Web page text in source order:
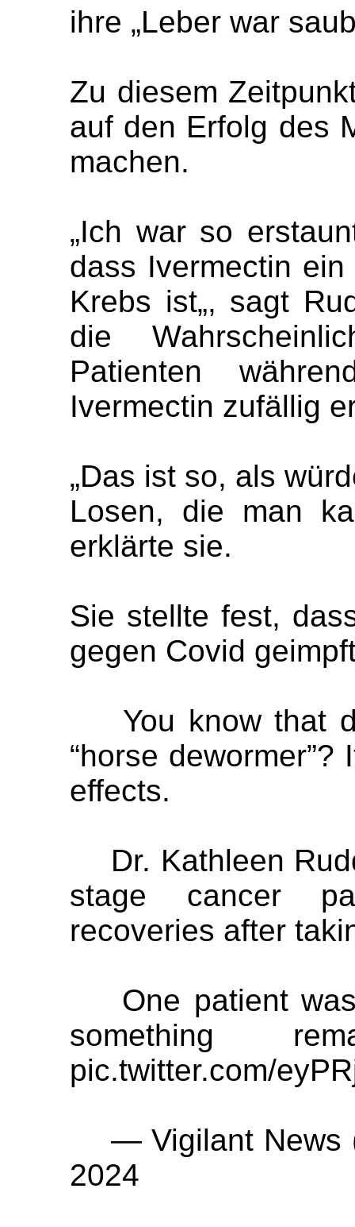
ihre „Leber war
Zu diesem
auf den Erfolg des
machen.
„Ich war so
dass Ivermectin
Krebs ist„, sagt
die
Patienten
Ivermectin zufällig
„Das ist so, als
Losen, die man
erklärte sie.
Sie stellte fest,
gegen Covid
You know that
“horse
effects.
Dr. Kathleen
stage cancer
recoveries after
One patient was
something
pic.twitter.com/
— Vigilant News
2024